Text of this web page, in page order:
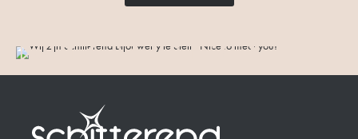
NICE TO
MEET YOU